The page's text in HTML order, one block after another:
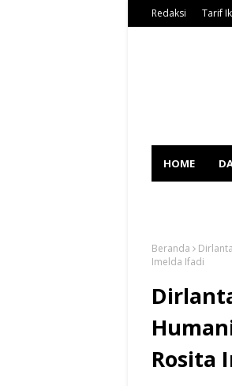
Redaksi Tarif
HOME
Beranda
Imelda Ifadi
Rosita